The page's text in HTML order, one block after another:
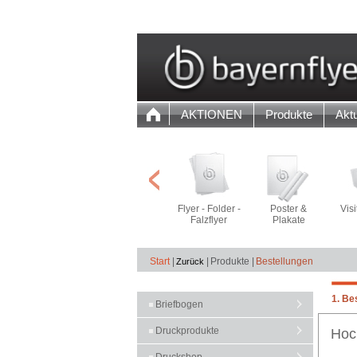
AKTIONEN Produkte
Flyer - Folder -
Falzflyer
Poster &
Plakate
Start| Produkte | Bestellungen
Briefbogen
Druckprodukte
1.